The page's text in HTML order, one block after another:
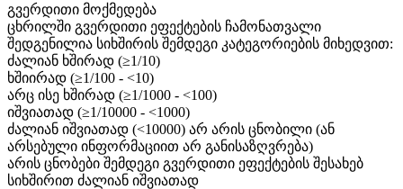
გვერდითი მოქმედება
ცხრილში გვერდითი ეფექტების ჩამონათვალი
შედგენილია სიხშირის შემდეგი კატეგორიების მიხედვით:
ძალიან ხშირად (≥1/10)
ხშიირად (≥1/100 - <10)
არც ისე ხშირად (≥1/1000 - <100)
იშვიათად (≥1/10000 - <1000)
ძალიან იშვიათად (<10000) არ არის ცნობილი (ან
არსებული ინფორმაციით არ განისაზღვრება)
არის ცნობები შემდეგი გვერდითი ეფექტების შესახებ
სიხშირით ძალიან იშვიათად